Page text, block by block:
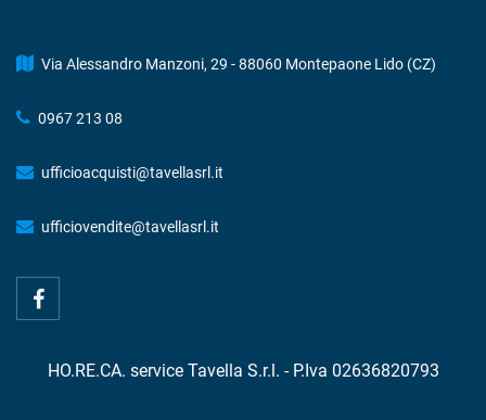
Via Alessandro Manzoni, 29 - 88060 Montepaone Lido (CZ)
0967 213 08
ufficioacquisti@tavellasrl.it
ufficiovendite@tavellasrl.it
HO.RE.CA. service Tavella S.r.l. - P.Iva 02636820793